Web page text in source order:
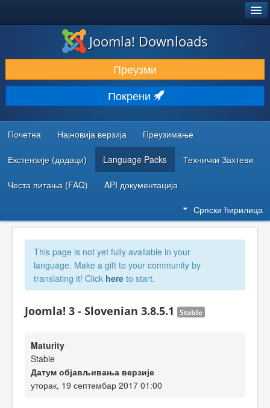
ПРЕУЗИМАЊЕ И ПРОШИРЕЊА (ЕКСТЕНЗИЈЕ)
ОТКРИЈТЕ И НАУЧИТЕ
ЗАЈЕДНИЦА И ПОДРШКА
РЕСУРСИ ЗА РАЗВОЈ
Joomla! Downloads
Преузми
Покрени
Почетна Најновија верзија Преузимање
Екстензије (додаци) Language Packs Технички Захтеви
Честа питања (FAQ) API документација
Српски ћирилица
This page is not yet fully available in your
language. Make a gift to your community by
translating it! Click here to start.
Joomla! 3 - Slovenian 3.8.5.1 Stable
Maturity
Stable
Датум објављивања верзије
уторак, 19 септембар 2017 01:00